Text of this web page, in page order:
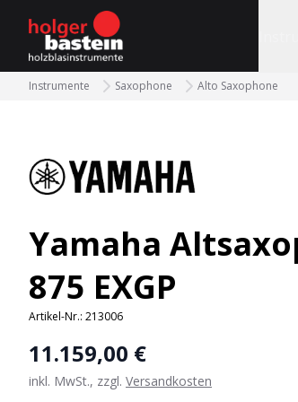
bastein
Instrumente Saxophone Alto Saxophone
Yamaha
875 EXGP
Artikel-Nr.: 213006
11.159,00 €
inkl. MwSt., zzgl. Versandkosten